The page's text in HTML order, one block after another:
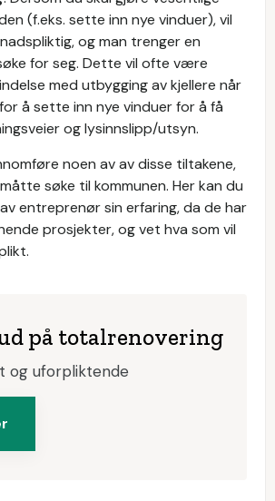
(f.eks. sette inn nye vinduer), vil
og man trenger en
for seg. Dette vil ofte være
med utbygging av kjellere når
å sette inn nye vinduer for å få
og lysinnslipp/utsyn.
noen av av disse tiltakene,
søke til kommunen. Her kan du
entreprenør sin erfaring, da de har
prosjekter, og vet hva som vil
på totalrenovering
og uforpliktende